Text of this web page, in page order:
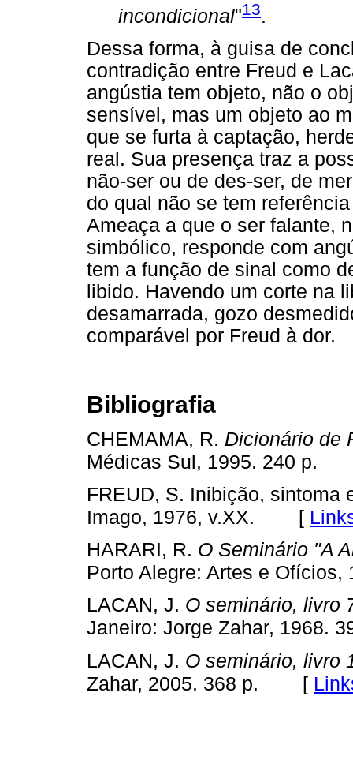
incondicional"13.
Dessa forma, à guisa de
contradição entre Freud e
angústia tem objeto, não o
sensível, mas um objeto ao
que se furta à captação,
real. Sua presença traz a
não-ser ou de des-ser, de
do qual não se tem
Ameaça a que o ser falante,
simbólico, responde com
tem a função de sinal como
libido. Havendo um corte na
desamarrada, gozo
comparável por Freud à dor.
Bibliografia
CHEMAMA, R. Dicionário de
Médicas Sul, 1995. 240 p.
FREUD, S. Inibição, sintoma
Imago, 1976, v.XX. [
HARARI, R. O Seminário "A
Porto Alegre: Artes e Ofícios,
LACAN, J. O seminário, livro
Janeiro: Jorge Zahar, 1968.
LACAN, J. O seminário, livro
Zahar, 2005. 368 p. [